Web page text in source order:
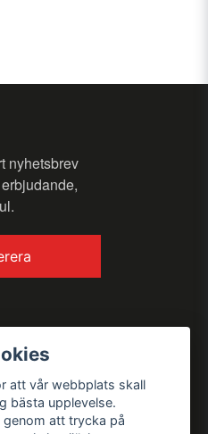
nyhetsbrev
att vår webbplats skall
bästa upplevelse.
att trycka på